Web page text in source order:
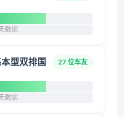
数据
型双排国
27 位车友
数据